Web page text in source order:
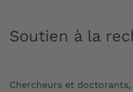
Soutien à la
Chercheurs et